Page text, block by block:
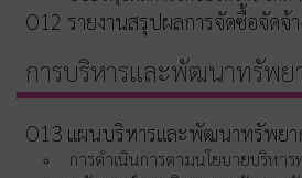
O12 รายงานสรุปผลการจัดซื้อจัด
การบริหารและพัฒนาทรัพย
O13 แผนบริหารและพัฒนาทรัพยา
การดำเนินการตามนโยบายบริหา